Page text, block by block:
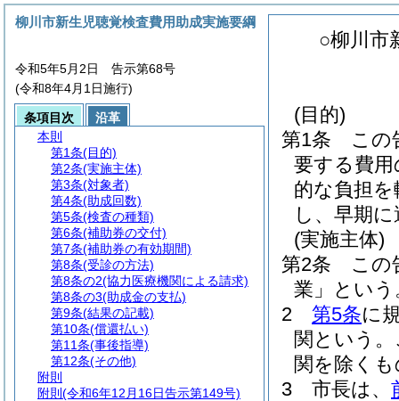
○柳川市
(目的)
第1条
この
要する費
的な負担
し、早期
(実施主体)
第2条
この
業」という
2
第5条に
関という。
関を除く
3
市長は、
柳川市新生児聴覚検査費用助成実施要綱
令和5年5月2日 告示第68号
(令和8年4月1日施行)
条項目次
沿革
本則
第1条(目的)
第2条(実施主体)
第3条(対象者)
第4条(助成回数)
第5条(検査の種類)
第6条(補助券の交付)
第7条(補助券の有効期間)
第8条(受診の方法)
第8条の2(協力医療機関による請求)
第8条の3(助成金の支払)
第9条(結果の記載)
第10条(償還払い)
第11条(事後指導)
第12条(その他)
附則
附則 (令和6年12月16日告示第149号)